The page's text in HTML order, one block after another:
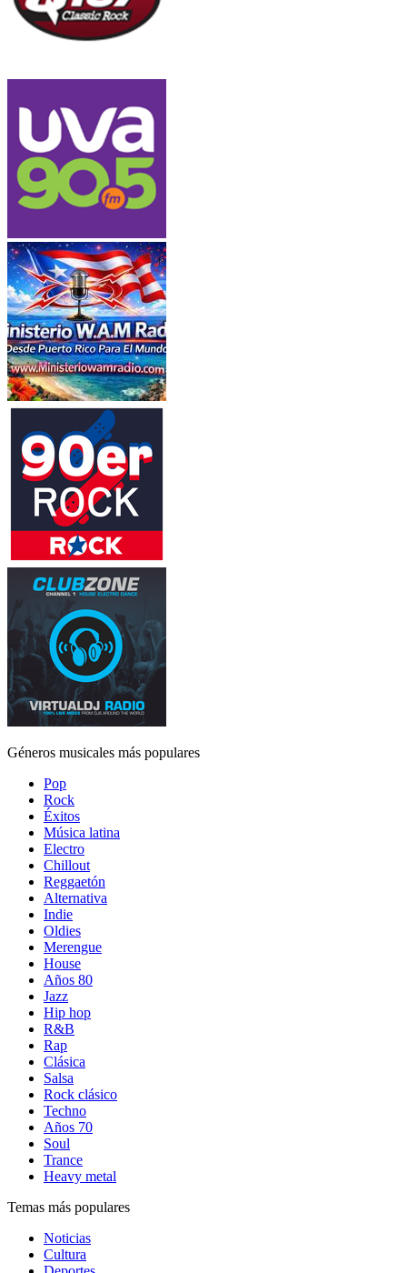
Géneros musicales más populares
Pop
Rock
Éxitos
Música latina
Electro
Chillout
Reggaetón
Alternativa
Indie
Oldies
Merengue
House
Años 80
Jazz
Hip hop
R&B
Rap
Clásica
Salsa
Rock clásico
Techno
Años 70
Soul
Trance
Heavy metal
Temas más populares
Noticias
Cultura